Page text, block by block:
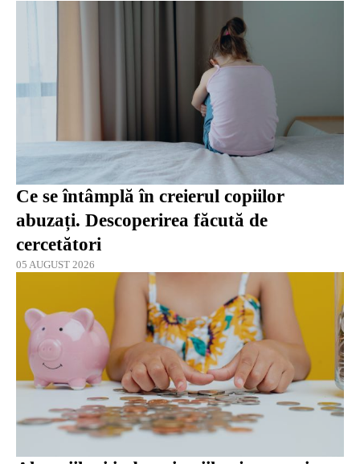
Ce se întâmplă în creierul copiilor
abuzați. Descoperirea făcută de
cercetători
05 AUGUST 2026